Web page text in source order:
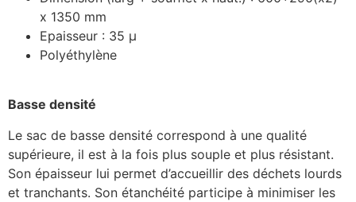
x 1350 mm
Epaisseur : 35 µ
Polyéthylène
Basse densité
Le sac de basse densité correspond à une qualité
supérieure, il est à la fois plus souple et plus résistant.
Son épaisseur lui permet d’accueillir des déchets lourds
et tranchants. Son étanchéité participe à minimiser les